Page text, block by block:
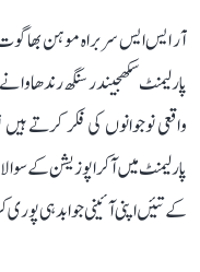
آر ایس ایس سربراہ موہن
پارلیمنٹ سکھجیندر سنگھ
واقعی نوجوانوں کی فکر کرتے
پارلیمنٹ میں آکر اپوزیشن کے
کے تئیں اپنی آئینی جوابدہی